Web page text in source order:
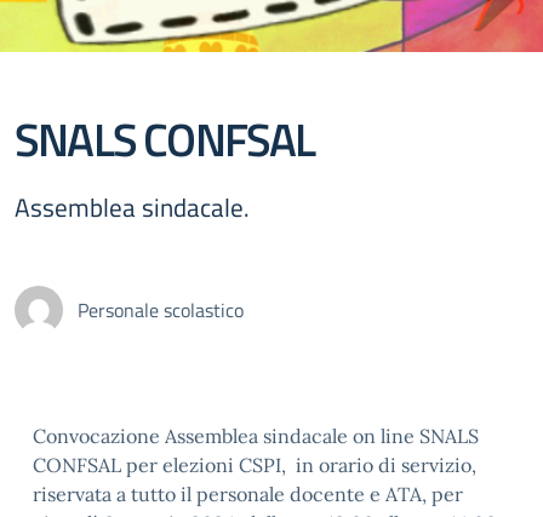
SNALS CONFSAL
Assemblea sindacale.
Personale scolastico
Convocazione Assemblea sindacale on line SNALS
CONFSAL per elezioni CSPI, in orario di servizio,
riservata a tutto il personale docente e ATA, per